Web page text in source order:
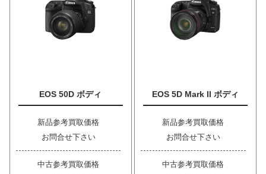
EOS 50D ボディ
新品参考買取価格
お問合せ下さい
中古参考買取価格
EOS 5D Mark II ボディ
新品参考買取価格
お問合せ下さい
中古参考買取価格